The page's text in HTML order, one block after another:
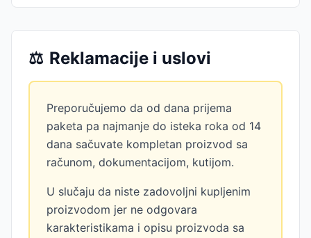
⚖️ Reklamacije i uslovi
Preporučujemo da od dana prijema
paketa pa najmanje do isteka roka od 14
dana sačuvate kompletan proizvod sa
računom, dokumentacijom, kutijom.
U slučaju da niste zadovoljni kupljenim
proizvodom jer ne odgovara
karakteristikama i opisu proizvoda sa